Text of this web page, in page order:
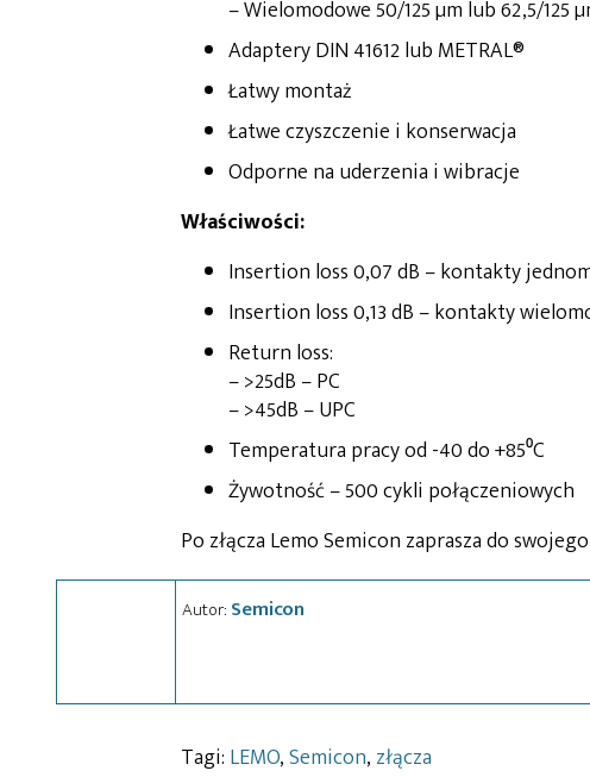
– Wielomodowe 50/125 µm lub 62,5/125
Adaptery DIN 41612 lub METRAL®
Łatwy montaż
Łatwe czyszczenie i konserwacja
Odporne na uderzenia i wibracje
Właściwości:
Insertion loss 0,07 dB – kontakty
Insertion loss 0,13 dB – kontakty
Return loss:
– >25dB – PC
– >45dB – UPC
Temperatura pracy od -40 do +85⁰C
Żywotność – 500 cykli połączeniowych
Po złącza Lemo Semicon zaprasza do
Autor: Semicon
Tagi: LEMO,Semicon, złącza